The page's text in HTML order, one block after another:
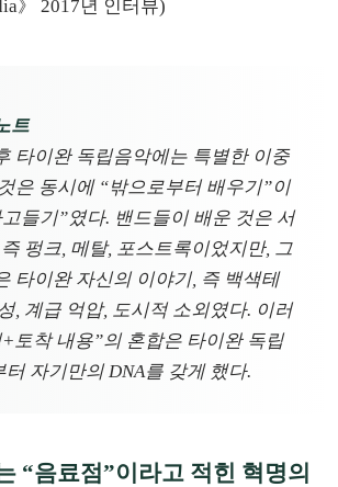
》 2017년 인터뷰)
트
타이완 독립음악에는 특별한 이중
은 동시에 “밖으로부터 배우기”이
들기”였다. 밴드들이 배운 것은 서
펑크, 메탈, 포스트록이었지만, 그
타이완 자신의 이야기, 즉 백색테
, 계급 억압, 도시적 소외였다. 이러
토착 내용”의 혼합은 타이완 독립
터 자기만의 DNA를 갖게 했다.
“음료점”이라고 적힌 혁명의